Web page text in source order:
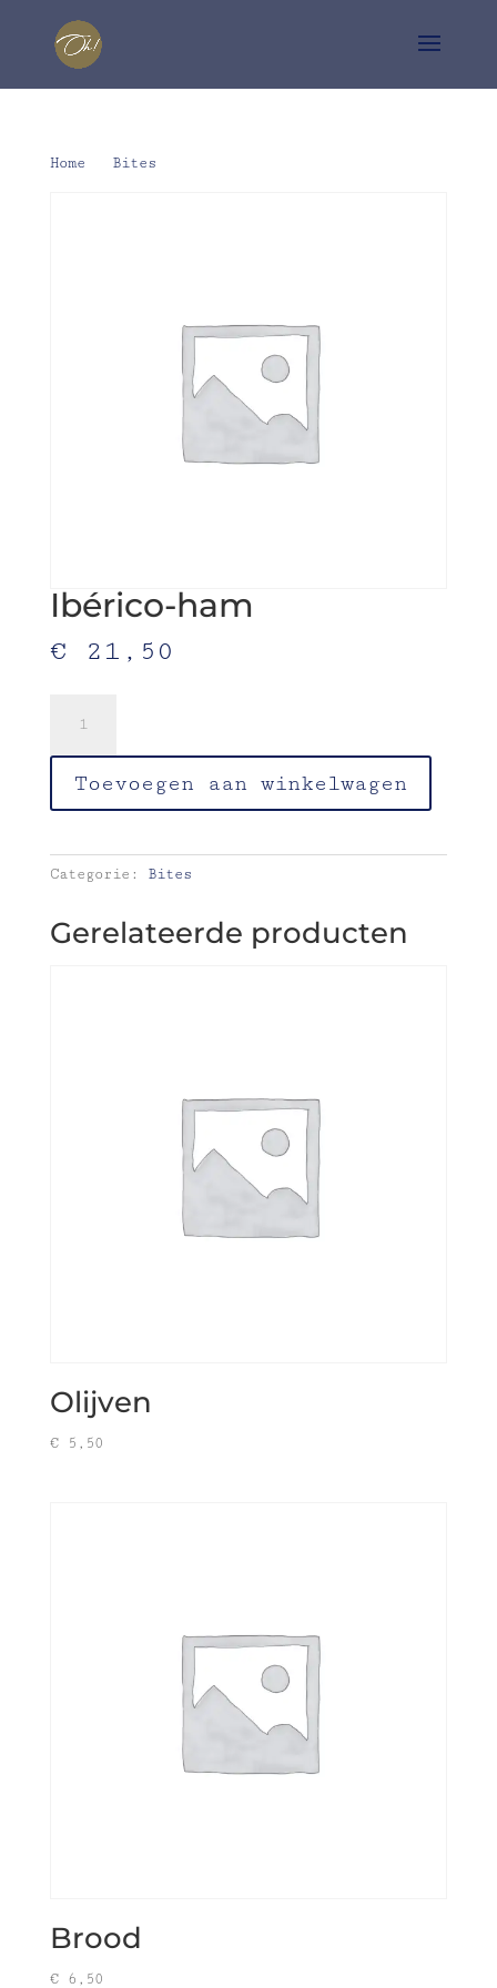
Home Bites
Ibérico-ham
€ 21,50
aantal
Toevoegen aan winkelwagen
Categorie: Bites
Gerelateerde producten
Olijven
€5,50
Brood
€6,50